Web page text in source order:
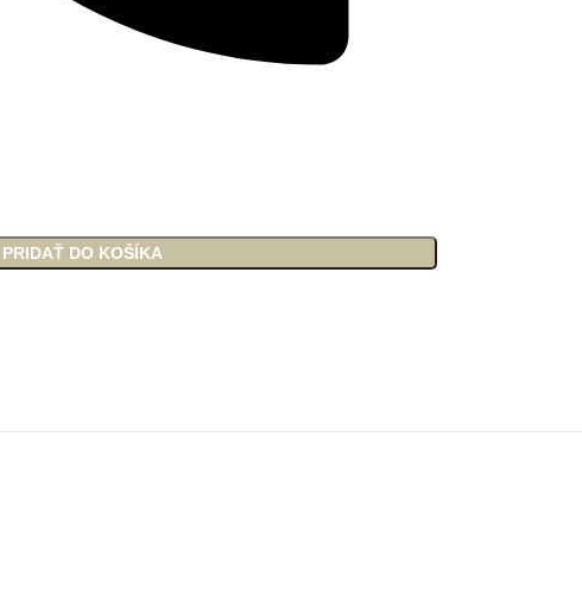
PRIDAŤ DO KOŠÍKA